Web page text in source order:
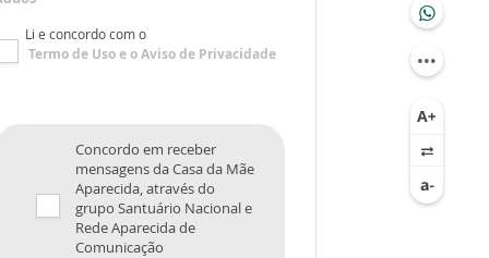
Li e concordo com o
Termo de Usoe oAviso de Privacidade
Concordo em receber
mensagens da Casa da Mãe
Aparecida, através do
grupo Santuário Nacional e
Rede Aparecida de
Comunicação